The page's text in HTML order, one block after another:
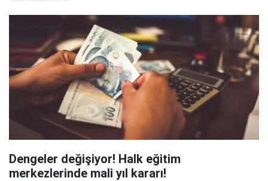
Dengeler değişiyor! Halk eğitim
merkezlerinde mali yıl kararı!